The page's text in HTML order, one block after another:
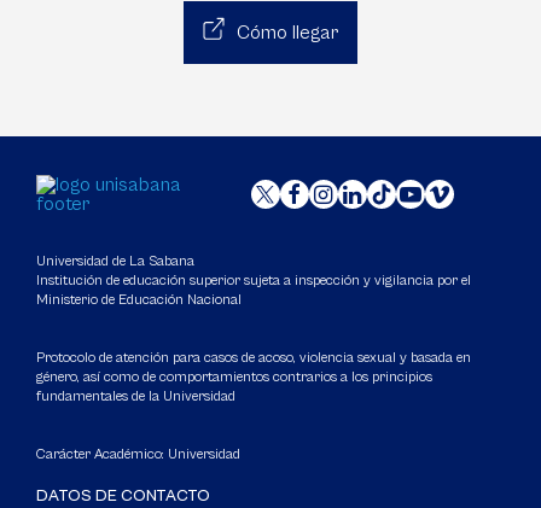
Cómo llegar
Universidad de La Sabana
Institución de educación superior sujeta a inspección y vigilancia por el
Ministerio de Educación Nacional
Protocolo de atención para casos de acoso, violencia sexual y basada en
género, así como de comportamientos contrarios a los principios
fundamentales de la Universidad
Carácter Académico: Universidad
DATOS DE CONTACTO